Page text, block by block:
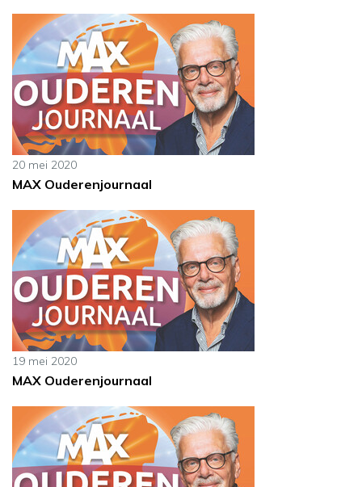
20 mei 2020
MAX Ouderenjournaal
19 mei 2020
MAX Ouderenjournaal